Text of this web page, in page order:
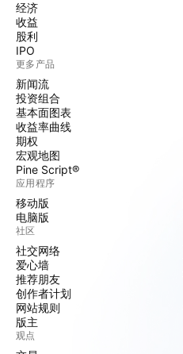
经济
收益
股利
IPO
更多产品
新闻流
投资组合
基本面图表
收益率曲线
期权
宏观地图
Pine Script®
应用程序
移动版
电脑版
社区
社交网络
爱心墙
推荐朋友
创作者计划
网站规则
版主
观点